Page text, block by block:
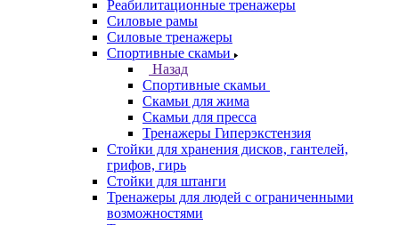
Реабилитационные тренажеры
Силовые рамы
Силовые тренажеры
Спортивные скамьи
Назад
Спортивные скамьи
Скамьи для жима
Скамьи для пресса
Тренажеры Гиперэкстензия
Стойки для хранения дисков, гантелей,
грифов, гирь
Стойки для штанги
Тренажеры для людей с ограниченными
возможностями